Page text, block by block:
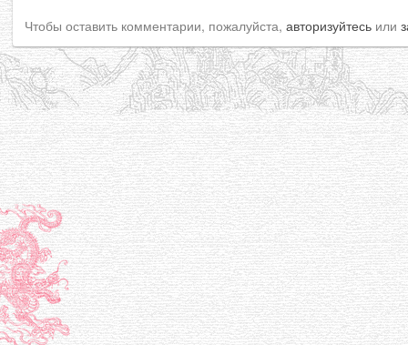
Чтобы оставить комментарии, пожалуйста, авторизуйтесь или